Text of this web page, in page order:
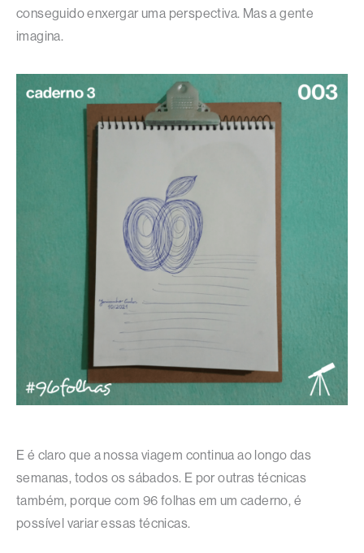
conseguido enxergar uma perspectiva. Mas a gente
imagina.
E é claro que a nossa viagem continua ao longo das
semanas, todos os sábados. E por outras técnicas
também, porque com 96 folhas em um caderno, é
possível variar essas técnicas.